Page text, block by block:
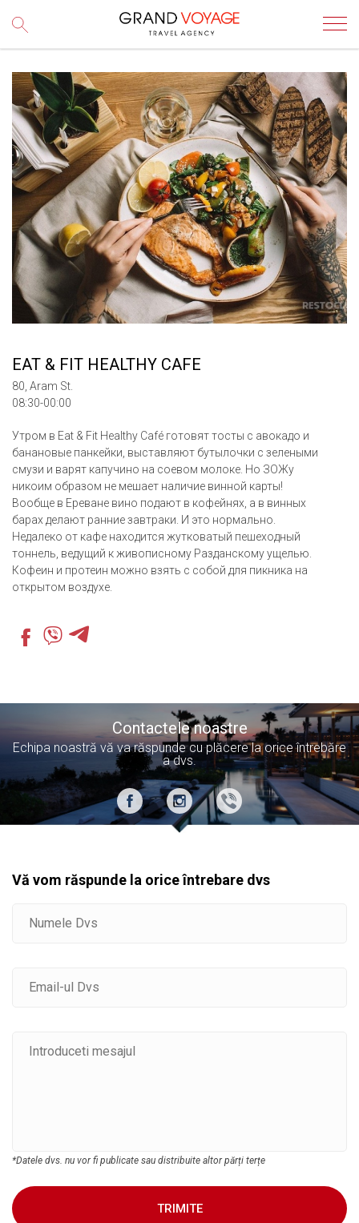
EAT & FIT HEALTHY CAFE
80, Aram St.
08:30-00:00
Утром в Eat & Fit Healthy Café готовят тосты с авокадо и
банановые панкейки, выставляют бутылочки с зелеными
смузи и варят капучино на соевом молоке. Но ЗОЖу
никоим образом не мешает наличие винной карты!
Вообще в Ереване вино подают в кофейнях, а в винных
барах делают ранние завтраки. И это нормально.
Недалеко от кафе находится жутковатый пешеходный
тоннель, ведущий к живописному Разданскому ущелью.
Кофеин и протеин можно взять с собой для пикника на
открытом воздухе.
Contactele noastre
Echipa noastră vă va răspunde cu plăcere la orice întrebăre
a dvs.
Vă vom răspunde la orice întrebare dvs
*Datele dvs. nu vor fi publicate sau distribuite altor părți terțe
TRIMITE